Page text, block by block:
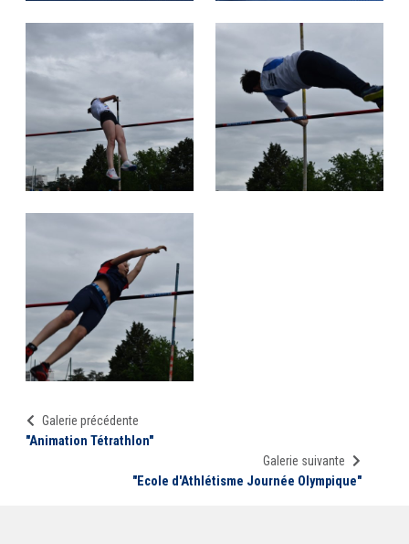
Galerie précédente
"Animation Tétrathlon"
Galerie suivante
"Ecole d'Athlétisme Journée Olympique"